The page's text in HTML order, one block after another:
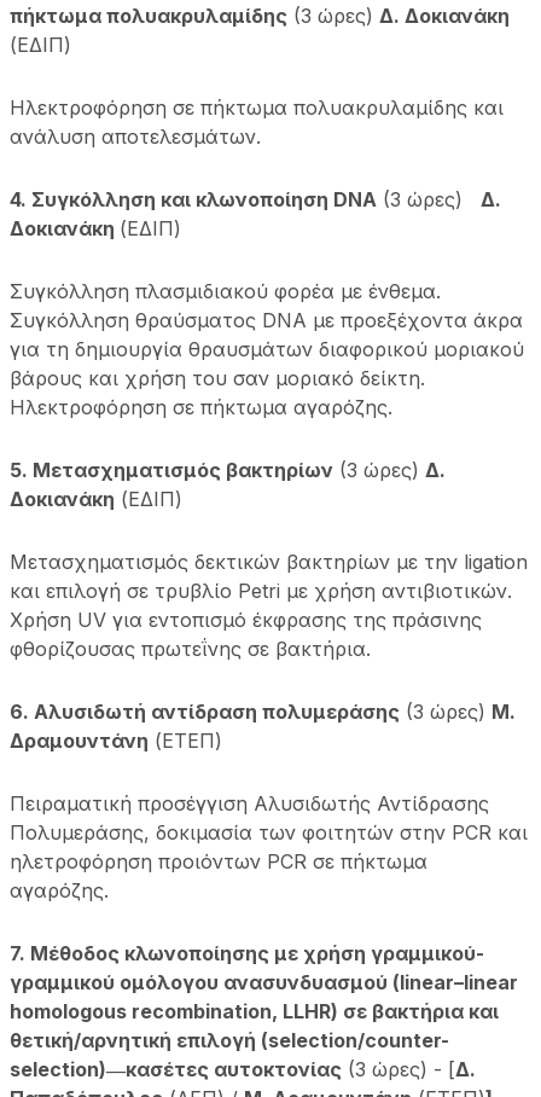
πήκτωμα πολυακρυλαμίδης(3 ώρες) Δ. Δοκιανάκη
(ΕΔΙΠ)
Ηλεκτροφόρηση σε πήκτωμα πολυακρυλαμίδης και
ανάλυση αποτελεσμάτων.
4. Συγκόλληση και κλωνοποίηση DNA (3 ώρες) Δ.
Δοκιανάκη (ΕΔΙΠ)
Συγκόλληση πλασμιδιακού φορέα με ένθεμα.
Συγκόλληση θραύσματος DNA με προεξέχοντα άκρα
για τη δημιουργία θραυσμάτων διαφορικού μοριακού
βάρους και χρήση του σαν μοριακό δείκτη.
Ηλεκτροφόρηση σε πήκτωμα αγαρόζης.
5. Μετασχηματισμός βακτηρίων(3 ώρες) Δ.
Δοκιανάκη (ΕΔΙΠ)
Μετασχηματισμός δεκτικών βακτηρίων με την ligation
και επιλογή σε τρυβλίο Petri με χρήση αντιβιοτικών.
Χρήση UV για εντοπισμό έκφρασης της πράσινης
φθορίζουσας πρωτεΐνης σε βακτήρια.
6. Αλυσιδωτή αντίδραση πολυμεράσης(3 ώρες) Μ.
Δραμουντάνη (ΕΤΕΠ)
Πειραματική προσέγγιση Αλυσιδωτής Αντίδρασης
Πολυμεράσης, δοκιμασία των φοιτητών στην PCR και
ηλετροφόρηση προιόντων PCR σε πήκτωμα
αγαρόζης.
7. Μέθοδος κλωνοποίησης με χρήση γραμμικού-
γραμμικού ομόλογου ανασυνδυασμού (linear–linear
homologous recombination, LLHR) σε βακτήρια και
θετική/αρνητική επιλογή (selection/counter-
selection)―κασέτες αυτοκτονίας(3 ώρες) - [Δ.